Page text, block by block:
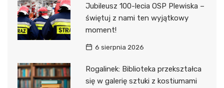
Jubileusz 100-lecia OSP Plewiska –
świętuj z nami ten wyjątkowy
moment!
6 sierpnia 2026
Rogalinek: Biblioteka przekształca
się w galerię sztuki z kostiumami